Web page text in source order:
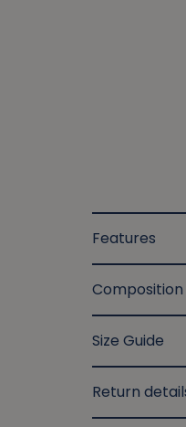
Features
Size Guide
Return